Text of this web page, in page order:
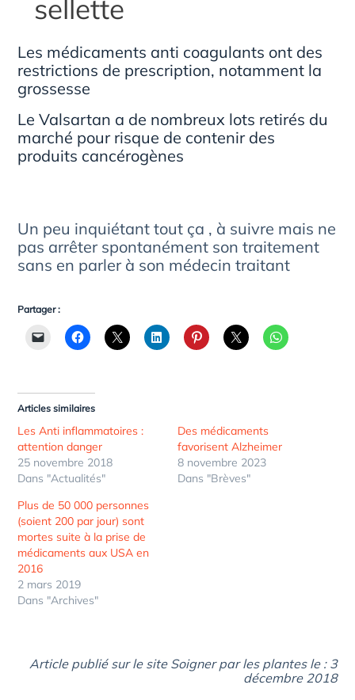
sellette
Les médicaments anti coagulants ont des
restrictions de prescription, notamment la
grossesse
Le Valsartan a de nombreux lots retirés du
marché pour risque de contenir des
produits cancérogènes
Un peu inquiétant tout ça , à suivre mais ne
pas arrêter spontanément son traitement
sans en parler à son médecin traitant
Partager :
Articles similaires
Les Anti inflammatoires :
attention danger
25 novembre 2018
Dans "Actualités"
Des médicaments
favorisent Alzheimer
8 novembre 2023
Dans "Brèves"
Plus de 50 000 personnes
(soient 200 par jour) sont
mortes suite à la prise de
médicaments aux USA en
2016
2 mars 2019
Dans "Archives"
Article publié sur le site Soigner par les plantes le : 3
décembre 2018